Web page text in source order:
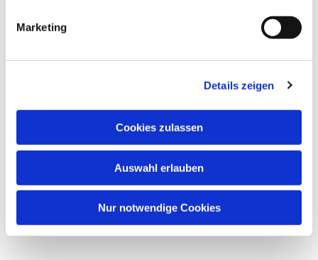
Marketing
Details zeigen
Cookies zulassen
Auswahl erlauben
Nur notwendige Cookies
Dies könnte Sie auch